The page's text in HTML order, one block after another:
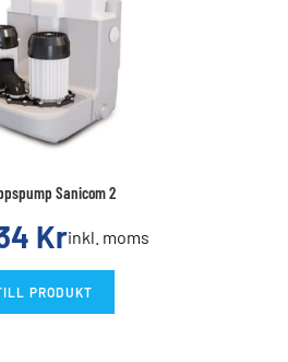
Sanicom 2
Krinkl. moms
PRODUKT